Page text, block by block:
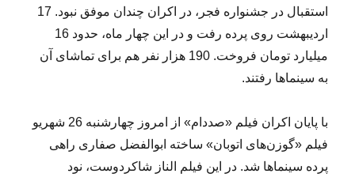
استقبال در جشنواره فجر، در اکران چندان موفق نبود. 17
اردیبهشت روی پرده رفت و در این چهار ماه، حدود 16
میلیارد تومان فروخت. 190 هزار نفر هم برای تماشای آن
به سینماها رفتند.
با پایان اکران فیلم «صددام» از امروز چهارشنبه 26 شهریو
فیلم «گوزن‌های اتوبان» ساخته ابوالفضل صفاری راهی
پرده سینماها شد. در این فیلم الناز شاکردوست، نود